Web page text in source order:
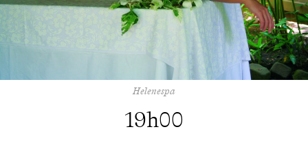
Helenespa
19h00